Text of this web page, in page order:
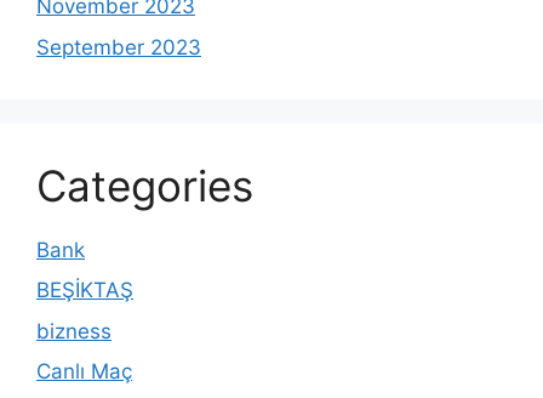
November 2023
September 2023
Categories
Bank
BEŞİKTAŞ
bizness
Canlı Maç